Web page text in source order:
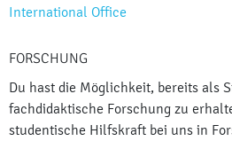
International Office
FORSCHUNG
Du hast die Möglichkeit, bereits als
fachdidaktische Forschung zu
studentische Hilfskraft bei uns in